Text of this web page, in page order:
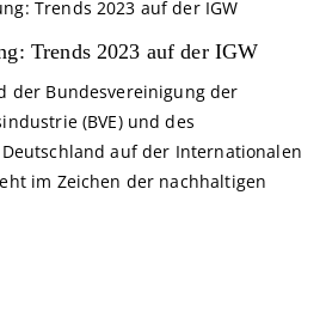
Trends 2023 auf der IGW
der Bundesvereinigung der
(BVE) und des
auf der Internationalen
im Zeichen der nachhaltigen